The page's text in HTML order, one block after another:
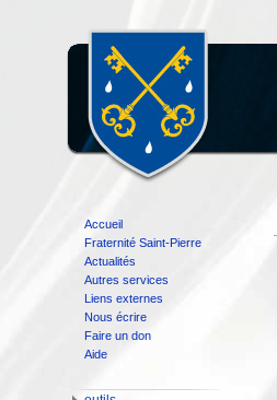
Accueil
Fraternité Saint-Pierre
Actualités
Autres services
Liens externes
Nous écrire
Faire un don
Aide